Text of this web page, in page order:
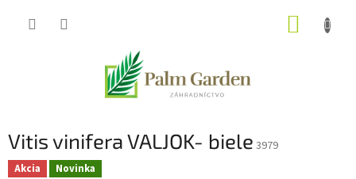
Vitis vinifera VALJOK- biele 3979
Akcia Novinka